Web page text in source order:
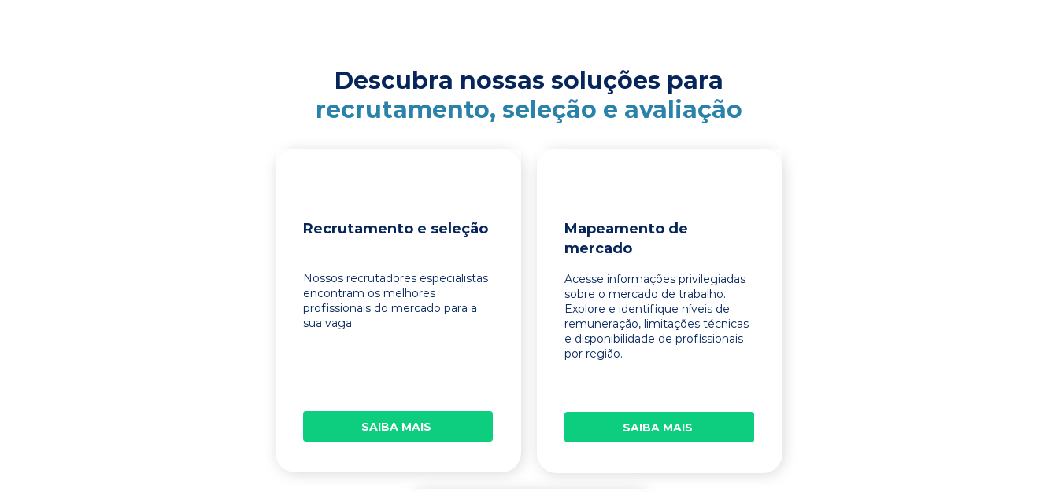
Descubra nossas soluções para
recrutamento, seleção e avaliação
Recrutamento e seleção
Nossos recrutadores especialistas
encontram os melhores
profissionais do mercado para a
sua vaga.
SAIBA MAIS
Mapeamento de
mercado
Acesse informações privilegiadas
sobre o mercado de trabalho.
Explore e identifique níveis de
remuneração, limitações técnicas
e disponibilidade de profissionais
por região.
SAIBA MAIS